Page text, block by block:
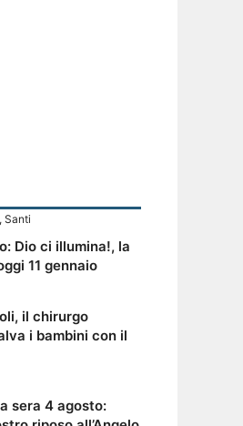
, Santi
Dio ci illumina!, la
11 gennaio
il chirurgo
i bambini con il
sera 4 agosto: